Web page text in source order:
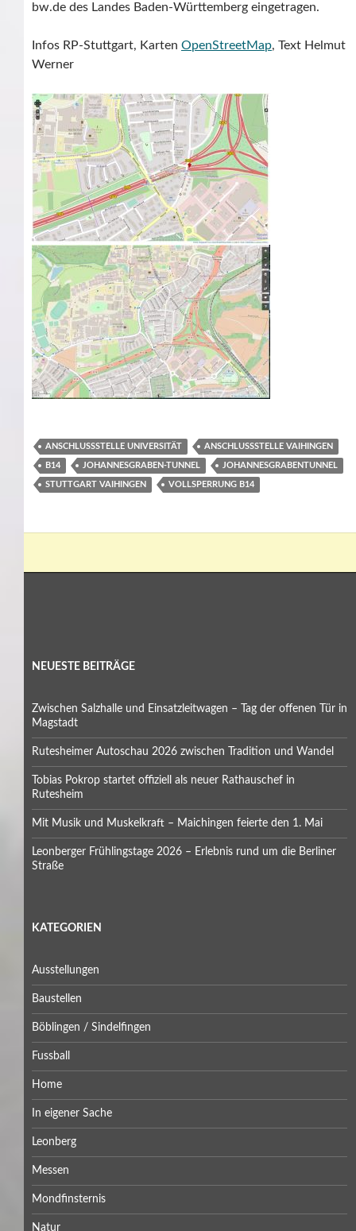
bw.de des Landes Baden-Württemberg eingetragen.
Infos RP-Stuttgart, Karten OpenStreetMap, Text Helmut
Werner
ANSCHLUSSSTELLE UNIVERSITÄT ANSCHLUSSSTELLE VAIHINGEN
B14 JOHANNESGRABEN-TUNNEL JOHANNESGRABENTUNNEL
STUTTGART VAIHINGEN VOLLSPERRUNG B14
NEUESTE BEITRÄGE
Zwischen Salzhalle und Einsatzleitwagen – Tag der offenen Tür in
Magstadt
Rutesheimer Autoschau 2026 zwischen Tradition und Wandel
Tobias Pokrop startet offiziell als neuer Rathauschef in
Rutesheim
Mit Musik und Muskelkraft – Maichingen feierte den 1. Mai
Leonberger Frühlingstage 2026 – Erlebnis rund um die Berliner
Straße
KATEGORIEN
Ausstellungen
Baustellen
Böblingen / Sindelfingen
Fussball
Home
In eigener Sache
Leonberg
Messen
Mondfinsternis
Natur